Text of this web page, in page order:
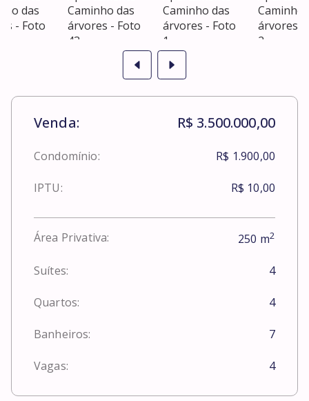
Venda: R$ 3.500.000,00
Condomínio: R$ 1.900,00
IPTU: R$ 10,00
Área Privativa: 250 m2
Suítes: 4
Quartos: 4
Banheiros: 7
Vagas: 4